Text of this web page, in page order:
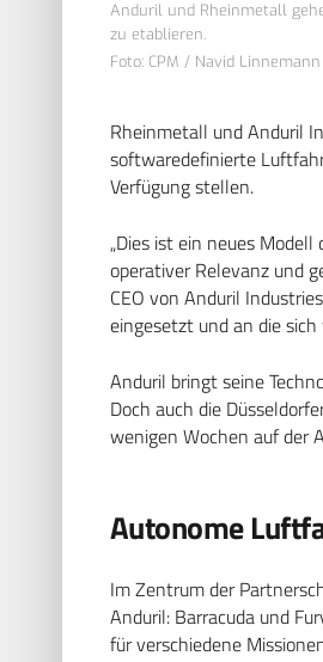
Anduril und Rheinmetall
zu etablieren.
Foto: CPM / Navid Linnemann
Rheinmetall und Anduril
softwaredefinierte
Verfügung stellen.
„Dies ist ein neues
operativer Relevanz und
CEO von Anduril
eingesetzt und an die
Anduril bringt seine
Doch auch die
wenigen Wochen auf der
Autonome
Im Zentrum der
Anduril: Barracuda und
für verschiedene